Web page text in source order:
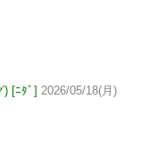
) [ﾆﾀﾞ] 2026/05/18(月)